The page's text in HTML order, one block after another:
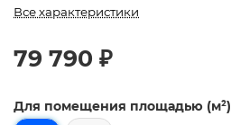
Все характеристики
79 790 ₽
Для помещения площадью (м²)